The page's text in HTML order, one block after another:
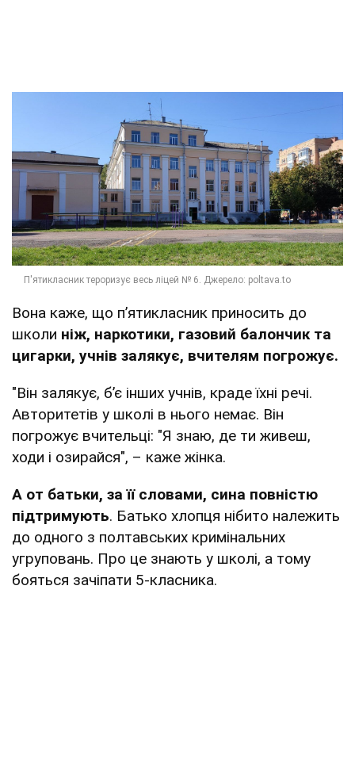
Вона каже, що п’ятикласник приносить до
школи ніж, наркотики, газовий балончик та
цигарки, учнів залякує, вчителям погрожує.
"Він залякує, б’є інших учнів, краде їхні речі.
Авторитетів у школі в нього немає. Він
погрожує вчительці: "Я знаю, де ти живеш,
ходи і озирайся", – каже жінка.
А от батьки, за її словами, сина повністю
підтримують. Батько хлопця нібито належить
до одного з полтавських кримінальних
угруповань. Про це знають у школі, а тому
бояться зачіпати 5-класника.